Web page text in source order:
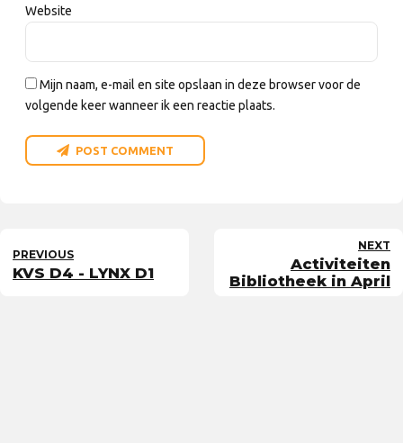
Website
Mijn naam, e-mail en site opslaan in deze browser voor de
volgende keer wanneer ik een reactie plaats.
POST COMMENT
PREVIOUS
KVS D4 - LYNX D1
NEXT
Activiteiten
Bibliotheek in April